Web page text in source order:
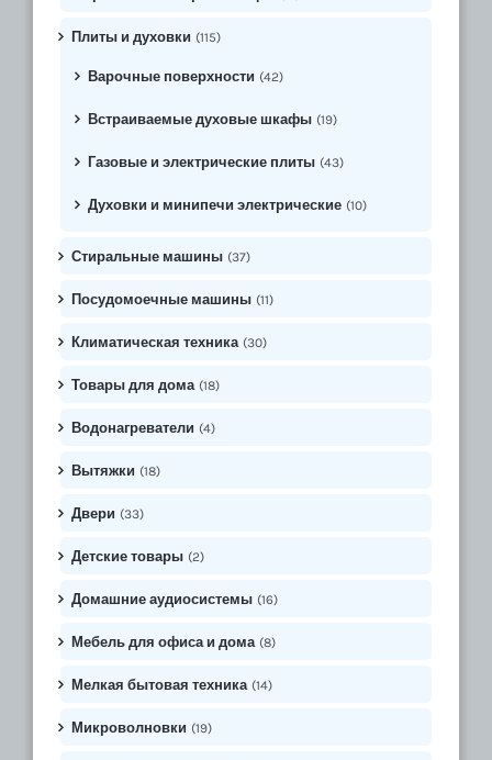
Плиты и духовки (115)
Варочные поверхности (42)
Встраиваемые духовые шкафы (19)
Газовые и электрические плиты (43)
Духовки и минипечи электрические (10)
Стиральные машины (37)
Посудомоечные машины (11)
Климатическая техника (30)
Товары для дома (18)
Водонагреватели (4)
Вытяжки (18)
Двери (33)
Детские товары (2)
Домашние аудиосистемы (16)
Мебель для офиса и дома (8)
Мелкая бытовая техника (14)
Микроволновки (19)